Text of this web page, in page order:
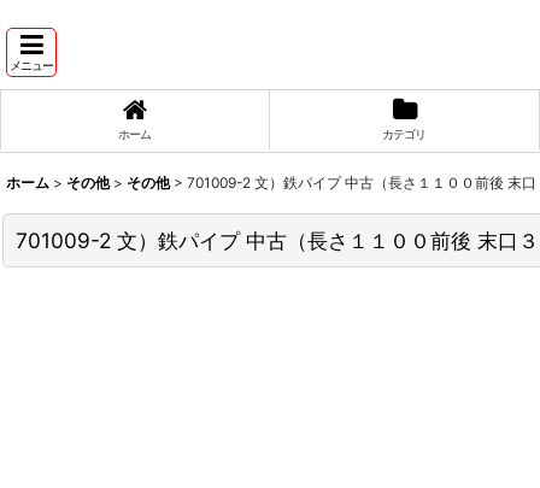
メニュー
ホーム カテゴリ
ホーム > その他 > その他 > 701009-2 文）鉄パイプ 中古（長さ１１００前後 末
701009-2 文）鉄パイプ 中古（長さ１１００前後 末口